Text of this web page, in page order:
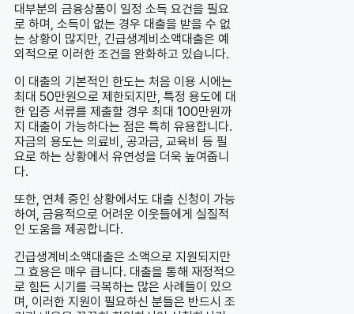
대부분의 금융상품이 일정 소득 요건을 필요
로 하며, 소득이 없는 경우 대출을 받을 수 없
는 상황이 많지만, 긴급생계비소액대출은 예
외적으로 이러한 조건을 완화하고 있습니다.
이 대출의 기본적인 한도는 처음 이용 시에는
최대 50만원으로 제한되지만, 특정 용도에 대
한 입증 서류를 제출할 경우 최대 100만원까
지 대출이 가능하다는 점은 특히 유용합니다.
자금의 용도는 의료비, 공과금, 교육비 등 필
요로 하는 상황에서 유연성을 더욱 높여줍니
다.
또한, 연체 중인 상황에서도 대출 신청이 가능
하여, 금융적으로 어려운 이웃들에게 실질적
인 도움을 제공합니다.
긴급생계비소액대출은 소액으로 지원되지만
그 효용은 매우 큽니다. 대출을 통해 재정적으
로 힘든 시기를 극복하는 많은 사례들이 있으
며, 이러한 지원이 필요하신 분들은 반드시 조